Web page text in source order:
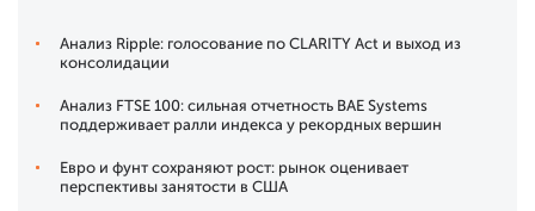
Анализ Ripple: голосование по CLARITY Act и выход из
консолидации
Анализ FTSE 100: сильная отчетность BAE Systems
поддерживает ралли индекса у рекордных вершин
Евро и фунт сохраняют рост: рынок оценивает
перспективы занятости в США